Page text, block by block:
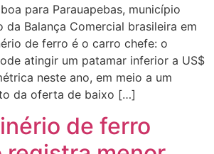
para Parauapebas, município
da Balança Comercial brasileira em
de ferro é o carro chefe: o
atingir um patamar inferior a US$
neste ano, em meio a um
da oferta de baixo […]
de ferro